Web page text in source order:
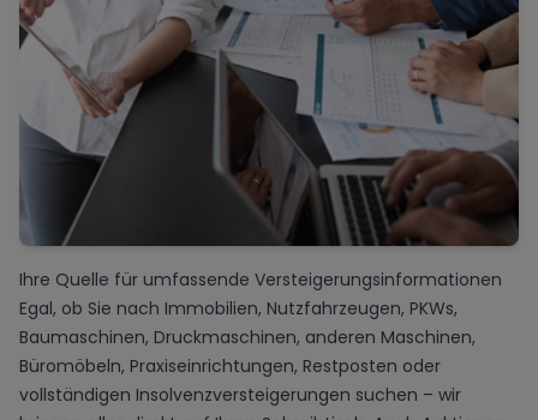
Ihre Quelle für umfassende Versteigerungsinformationen
Egal, ob Sie nach Immobilien, Nutzfahrzeugen, PKWs,
Baumaschinen, Druckmaschinen, anderen Maschinen,
Büromöbeln, Praxiseinrichtungen, Restposten oder
vollständigen Insolvenzversteigerungen suchen – wir